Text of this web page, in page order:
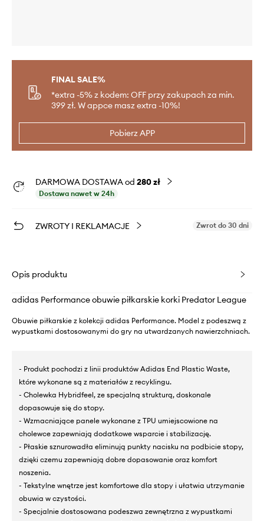
FINAL SALE%
*extra -5% z kodem: OFF przy zakupach za min.
399 zł. W appce masz extra -10%!
Pobierz APP
DARMOWA DOSTAWA od 280 zł
Dostawa nawet w 24h
ZWROTY I REKLAMACJE Zwrot do 30 dni
Opis produktu
adidas Performance obuwie piłkarskie korki Predator League
Obuwie piłkarskie z kolekcji adidas Performance. Model z podeszwą z
wypustkami dostosowanymi do gry na utwardzanych nawierzchniach.
- Produkt pochodzi z linii produktów Adidas End Plastic Waste,
które wykonane są z materiałów z recyklingu.
- Cholewka Hybridfeel, ze specjalną strukturą, doskonale
dopasowuje się do stopy.
- Wzmacniające panele wykonane z TPU umiejscowione na
cholewce zapewniają dodatkowe wsparcie i stabilizację.
- Płaskie sznurowadła eliminują punkty nacisku na podbicie stopy,
dzięki czemu zapewniają dobre dopasowanie oraz komfort
noszenia.
- Tekstylne wnętrze jest komfortowe dla stopy i ułatwia utrzymanie
obuwia w czystości.
- Specjalnie dostosowana podeszwa zewnętrzna z wypustkami